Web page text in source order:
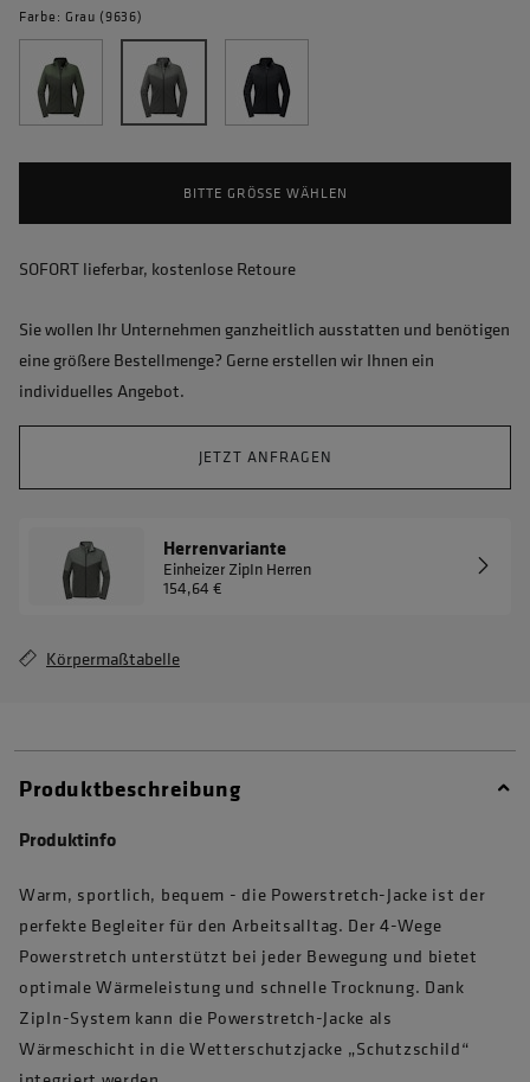
Farbe: Grau (9636)
BITTE GRÖSSE WÄHLEN
SOFORT lieferbar, kostenlose Retoure
Sie wollen Ihr Unternehmen ganzheitlich ausstatten und benötigen
eine größere Bestellmenge? Gerne erstellen wir Ihnen ein
individuelles Angebot.
JETZT ANFRAGEN
Herrenvariante
Einheizer ZipIn Herren
154,64 €
Körpermaßtabelle
Produktbeschreibung
Produktinfo
Warm, sportlich, bequem - die Powerstretch-Jacke ist der
perfekte Begleiter für den Arbeitsalltag. Der 4-Wege
Powerstretch unterstützt bei jeder Bewegung und bietet
optimale Wärmeleistung und schnelle Trocknung. Dank
ZipIn-System kann die Powerstretch-Jacke als
Wärmeschicht in die Wetterschutzjacke „Schutzschild“